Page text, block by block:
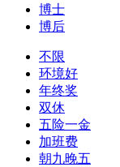
博士
博后
不限
环境好
年终奖
双休
五险一金
加班费
朝九晚五